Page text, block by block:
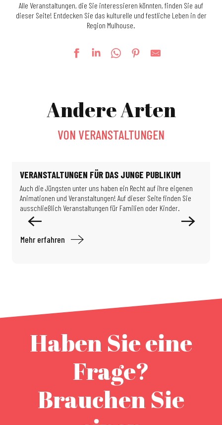
Alle Veranstaltungen, die Sie interessieren könnten, finden Sie auf
dieser Seite! Entdecken Sie das kulturelle und festliche Leben in der
Region Mulhouse.
Werkstatt aus Lego®-Steinen
Le jardin de Michèle
Detektivspiel: Die Wissenschaftler im Verborgenen
Ausstellung: So schöne Gebäude
Geführte Tour: Rund um die Chemie in Mulhouse
Ausstellung – Migration & Klima: Wie können wir in unserer Welt leben?
Ausstellung: Les puits disparus (Die verschwundenen Brunnen)
Andere Arten
VON VERANSTALTUNGEN
VERANSTALTUNGEN FÜR DAS JUNGE PUBLIKUM
Auch die Jüngsten unter uns haben ein Recht auf ihre eigenen
Animationen und Veranstaltungen! Auf dieser Seite finden Sie
ausschließlich Veranstaltungen für Familien oder Kinder.
Mehr erfahren
Haben Sie eine
Frage?
Brauchen Sie